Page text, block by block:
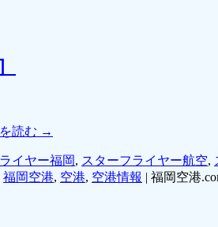
読む →
イヤー福岡, スターフライヤー航空,
福岡空港, 空港, 空港情報 | 福岡空港